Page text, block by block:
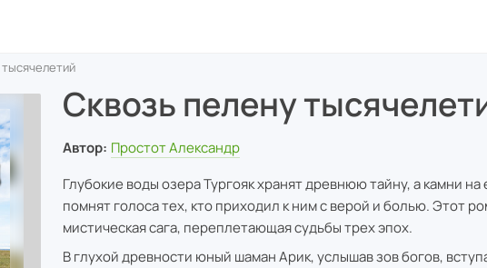
Сквозь пелену
Автор: Простот Александр
Глубокие воды озера Тургояк хранят древнюю тайну, а камни на
помнят голоса тех, кто приходил к ним с верой и болью. Этот
мистическая сага, переплетающая судьбы трех эпох.
В глухой древности юный шаман Арик, услышав зов богов,